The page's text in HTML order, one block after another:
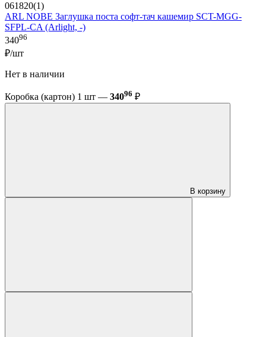
061820(1)
ARL NOBE Заглушка поста софт-тач кашемир SCT-MGG-
SFPL-CA (Arlight, -)
34096
₽/шт
Нет в наличии
Коробка (картон) 1 шт — 34096 ₽
В корзину